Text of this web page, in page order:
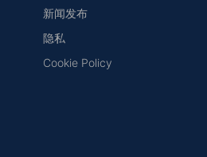
新闻发布
隐私
Cookie Policy